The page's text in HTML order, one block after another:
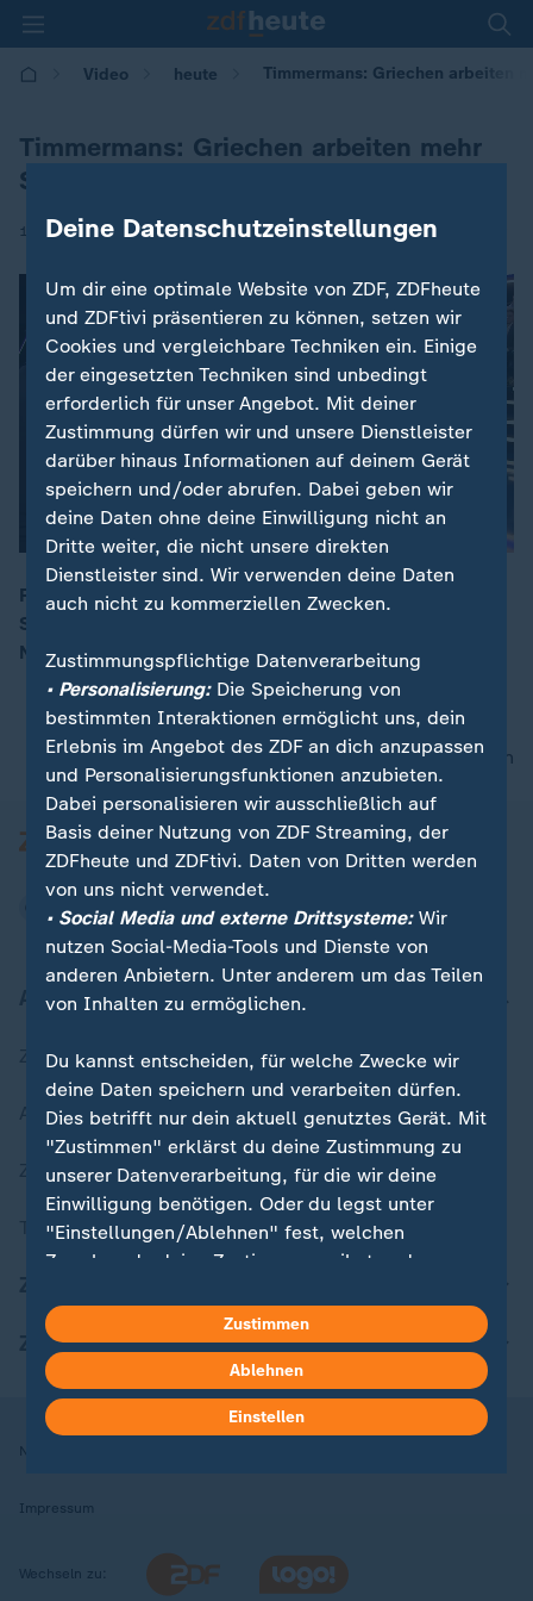
Video heute Timmermans: Griechen arbeiten
Timmermans: Griechen arbeiten mehr
Stunden als Deutsche
16.05.2019 | 22:37
Frans Timmermans: "Die Griechen arbeiten viel mehr
Stunden als wir in Deutschland oder in den
Niederlanden."
nach oben
Aktuell bei ZDFheute
Zuletzt veröffentlicht
Aktuelle Sendungs-Videos
ZDFheute Stories
Themen im Überblick
ZDFheute Apps
Nutzungsbedingungen
Impressum
Wechseln zu:
Deine Datenschutzeinstellungen
Um dir eine optimale Website von ZDF, ZDFheute
und ZDFtivi präsentieren zu können, setzen wir
Cookies und vergleichbare Techniken ein. Einige
der eingesetzten Techniken sind unbedingt
erforderlich für unser Angebot. Mit deiner
Zustimmung dürfen wir und unsere Dienstleister
darüber hinaus Informationen auf deinem Gerät
speichern und/oder abrufen. Dabei geben wir
deine Daten ohne deine Einwilligung nicht an
Dritte weiter, die nicht unsere direkten
Dienstleister sind. Wir verwenden deine Daten
auch nicht zu kommerziellen Zwecken.
Zustimmungspflichtige Datenverarbeitung
• Personalisierung:Die Speicherung von
bestimmten Interaktionen ermöglicht uns, dein
Erlebnis im Angebot des ZDF an dich anzupassen
und Personalisierungsfunktionen anzubieten.
Dabei personalisieren wir ausschließlich auf
Basis deiner Nutzung von ZDF Streaming, der
ZDFheute und ZDFtivi. Daten von Dritten werden
von uns nicht verwendet.
• Social Media und externe Drittsysteme:Wir
nutzen Social-Media-Tools und Dienste von
anderen Anbietern. Unter anderem um das Teilen
von Inhalten zu ermöglichen.
Du kannst entscheiden, für welche Zwecke wir
deine Daten speichern und verarbeiten dürfen.
Dies betrifft nur dein aktuell genutztes Gerät. Mit
"Zustimmen" erklärst du deine Zustimmung zu
unserer Datenverarbeitung, für die wir deine
Einwilligung benötigen. Oder du legst unter
"Einstellungen/Ablehnen" fest, welchen
Zwecken du deine Zustimmung gibst und
kannst du jederzeit mit Wirkung für die Zukunft
in deinen Einstellungen widerrufen oder ändern.
Hier findest du das Impressum.
Weitere Informationen findest du in unserer
Zustimmen
Ablehnen
Einstellen